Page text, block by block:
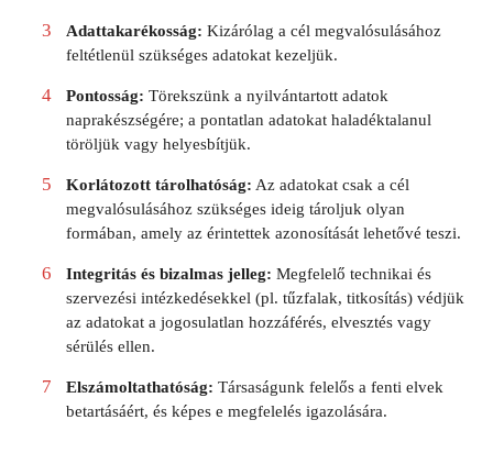
Adattakarékosság: Kizárólag a cél megvalósulásához
feltétlenül szükséges adatokat kezeljük.
Pontosság: Törekszünk a nyilvántartott adatok
naprakészségére; a pontatlan adatokat haladéktalanul
töröljük vagy helyesbítjük.
Korlátozott tárolhatóság: Az adatokat csak a cél
megvalósulásához szükséges ideig tároljuk olyan
formában, amely az érintettek azonosítását lehetővé teszi.
Integritás és bizalmas jelleg: Megfelelő technikai és
szervezési intézkedésekkel (pl. tűzfalak, titkosítás) védjük
az adatokat a jogosulatlan hozzáférés, elvesztés vagy
sérülés ellen.
Elszámoltathatóság: Társaságunk felelős a fenti elvek
betartásáért, és képes e megfelelés igazolására.